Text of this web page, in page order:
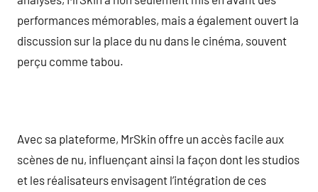
performances mémorables, mais a également ouvert la
discussion sur la place du nu dans le cinéma, souvent
perçu comme tabou.
Avec sa plateforme, MrSkin offre un accès facile aux
scènes de nu, influençant ainsi la façon dont les studios
et les réalisateurs envisagent l’intégration de ces